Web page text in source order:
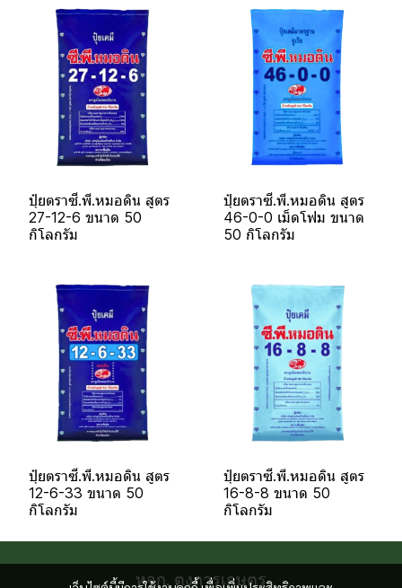
ปุ๋ยตราซี.พี.หมอดิน สูตร
27-12-6 ขนาด 50
กิโลกรัม
ปุ๋ยตราซี.พี.หมอดิน สูตร
46-0-0 เม็ดโฟม ขนาด
50 กิโลกรัม
ปุ๋ยตราซี.พี.หมอดิน สูตร
12-6-33 ขนาด 50
กิโลกรัม
ปุ๋ยตราซี.พี.หมอดิน สูตร
16-8-8 ขนาด 50
กิโลกรัม
หจก. ตงการเกษตร